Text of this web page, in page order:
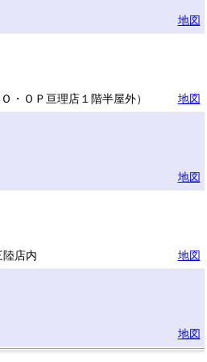
地図
ＯＰ亘理店１階半屋外）
地図
地図
店内
地図
地図